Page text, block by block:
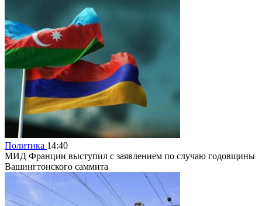
Политика 14:40
МИД Франции выступил с заявлением по случаю годовщины
Вашингтонского саммита